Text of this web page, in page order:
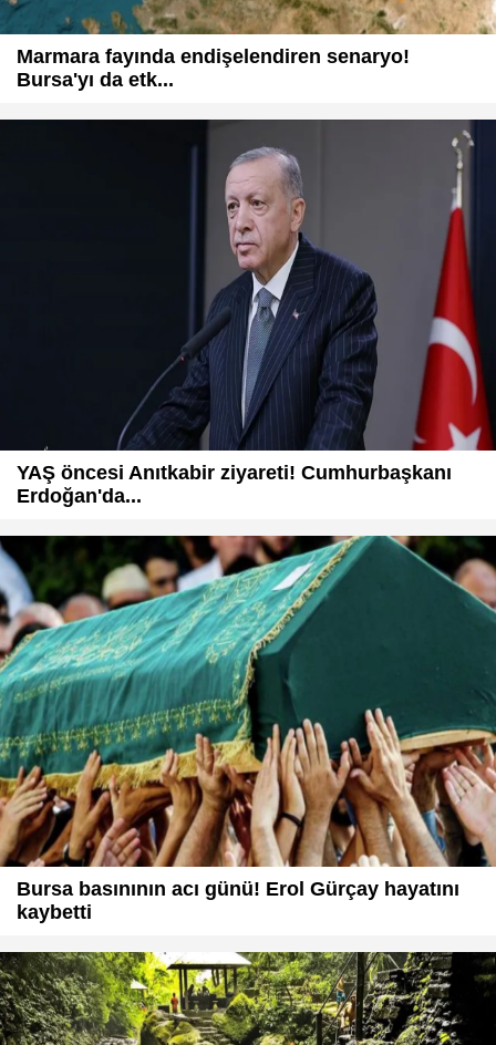
Marmara fayında endişelendiren senaryo!
Bursa'yı da etk...
YAŞ öncesi Anıtkabir ziyareti! Cumhurbaşkanı
Erdoğan'da...
Bursa basınının acı günü! Erol Gürçay hayatını
kaybetti